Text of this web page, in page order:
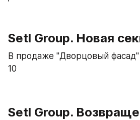
Setl Group. Новая
В продаже "Дворцовый фасад"
10
Setl Group.